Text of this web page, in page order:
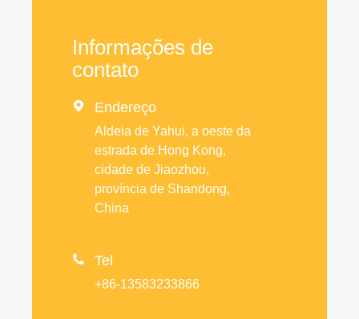
Informações de
contato
 Endereço
Aldeia de Yahui, a oeste da
estrada de Hong Kong,
cidade de Jiaozhou,
província de Shandong,
China
 Tel
+86-13583233866